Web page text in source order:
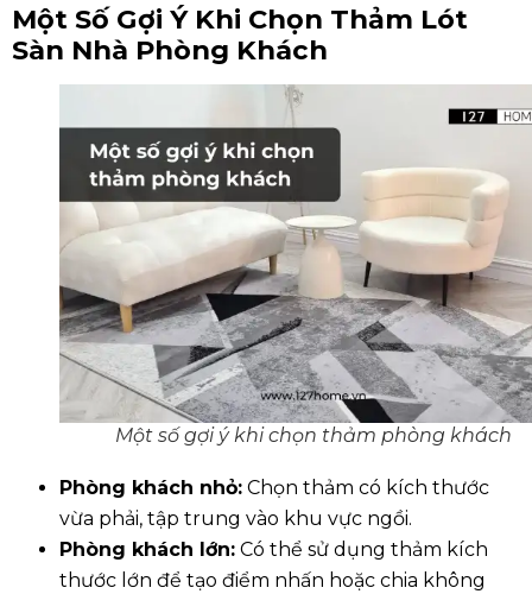
Một Số Gợi Ý Khi Chọn Thảm Lót
Sàn Nhà Phòng Khách
Một số gợi ý khi chọn thảm phòng khách
Phòng khách nhỏ: Chọn thảm có kích thước
vừa phải, tập trung vào khu vực ngồi.
Phòng khách lớn: Có thể sử dụng thảm kích
thước lớn để tạo điểm nhấn hoặc chia không